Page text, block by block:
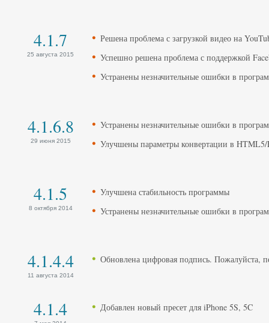
4.1.7
25 августа 2015
Решена проблема с загрузкой видео на
Успешно решена проблема с поддержкой
Устранены незначительные ошибки в
4.1.6.8
29 июня 2015
Устранены незначительные ошибки в
Улучшены параметры конвертации в HTML5/
4.1.5
8 октября 2014
Улучшена стабильность программы
Устранены незначительные ошибки в
4.1.4.4
11 августа 2014
Обновлена цифровая подпись. Пожалуйста,
4.1.4 Добавлен новый пресет для iPhone 5S, 5C